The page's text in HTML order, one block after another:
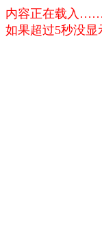
内容正在载入……
如果超过5秒没